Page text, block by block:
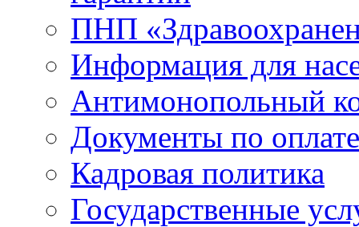
ПНП
Информация для
Антимонопольный
Документы по
Кадровая политика
Государственные